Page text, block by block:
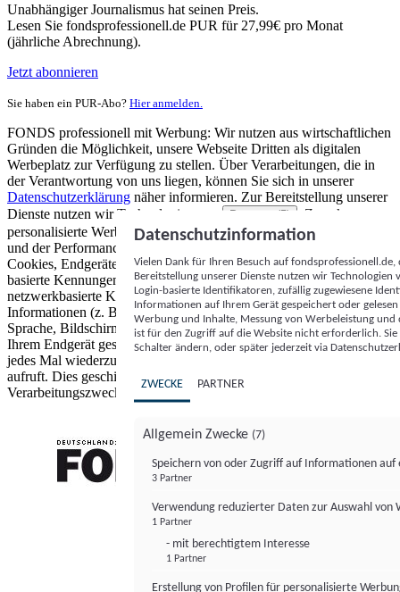
Unabhängiger Journalismus hat seinen Preis.
Lesen Sie fondsprofessionell.de PUR für 27,99€ pro Monat
(jährliche Abrechnung).
Jetzt abonnieren
Sie haben ein PUR-Abo? Hier anmelden.
FONDS professionell mit Werbung: Wir nutzen aus wirtschaftlichen
Gründen die Möglichkeit, unsere Webseite Dritten als digitalen
Werbeplatz zur Verfügung zu stellen. Über Verarbeitungen, die in
der Verantwortung von uns liegen, können Sie sich in unserer
Datenschutzerklärung näher informieren. Zur Bereitstellung unserer
Dienste nutzen wir Technologien von
Partnern (5)
. Zwecke:
personalisierte Werbung und Inhalte, Messung von Werbeleistung
und der Performance von Inhalten sowie Zielgruppenforschung.
Cookies, Endgeräte- oder ähnliche Online-Kennungen (z. B. login-
basierte Kennungen, zufällig generierte Kennungen,
netzwerkbasierte Kennungen) können zusammen mit anderen
Informationen (z. B. Browsertyp und Browserinformationen,
Sprache, Bildschirmgröße, unterstützte Technologien usw.) auf
Ihrem Endgerät gespeichert oder von dort ausgelesen werden, um es
jedes Mal wiederzuerkennen, wenn es eine App oder einer Webseite
aufruft. Dies geschieht für einen oder mehrere der hier aufgeführten
Verarbeitungszwecke.
Datenschutzinformation
Vielen Dank für Ihren Besuch auf
Bereitstellung unserer Dienste nutzen wir Technologien
Login-basierte Identifikatoren, zufällig zugewiesene
Informationen auf Ihrem Gerät gespeichert oder
Werbung und Inhalte, Messung von Werbeleistung
ist für den Zugriff auf die Website nicht erforderlich.
Schalter ändern, oder später jederzeit via
ZWECKE PARTNER
Allgemein Zwecke (7)
Speichern von oder Zugriff auf Informationen auf
3 Partner
Verwendung reduzierter Daten zur Auswahl von
1 Partner
- mit berechtigtem Interesse
1 Partner
Erstellung von Profilen für personalisierte
FONDS professionell